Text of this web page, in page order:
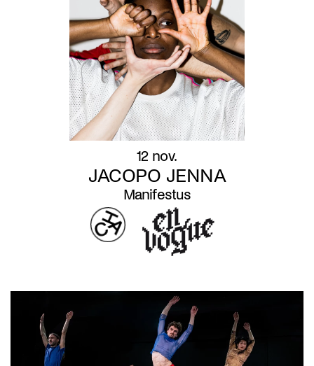
12 nov.
JACOPO JENNA
Manifestus